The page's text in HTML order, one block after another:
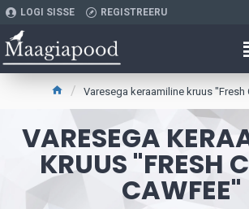
LOGI SISSE REGISTREERU
Varesega keraamiline kruus "Fresh
VARESEGA
KRUUS "FRESH
CAWFEE"